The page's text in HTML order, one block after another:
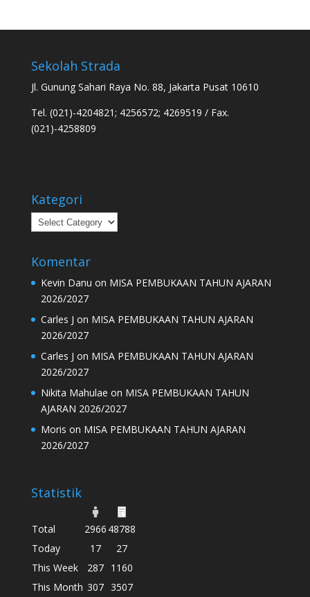
Sekolah Strada
Jl. Gunung Sahari Raya No. 88, Jakarta Pusat 10610
Tel. (021)-4204821; 4256572; 4269519 / Fax.
(021)-4258809
Kategori
Kategori
Komentar
Kevin Danu on MISA PEMBUKAAN TAHUN AJARAN
2026/2027
Carles J on MISA PEMBUKAAN TAHUN AJARAN
2026/2027
Carles J on MISA PEMBUKAAN TAHUN AJARAN
2026/2027
Nikita Mahulae on MISA PEMBUKAAN TAHUN
AJARAN 2026/2027
Moris on MISA PEMBUKAAN TAHUN AJARAN
2026/2027
Statistik
Total 2966 48788
Today
17
27
This Week
287 1160
This Month 307 3507